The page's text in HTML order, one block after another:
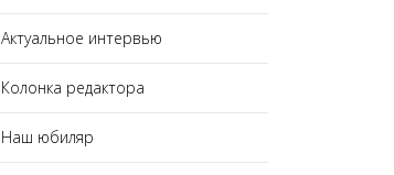
Актуальное интервью
Колонка редактора
Наш юбиляр